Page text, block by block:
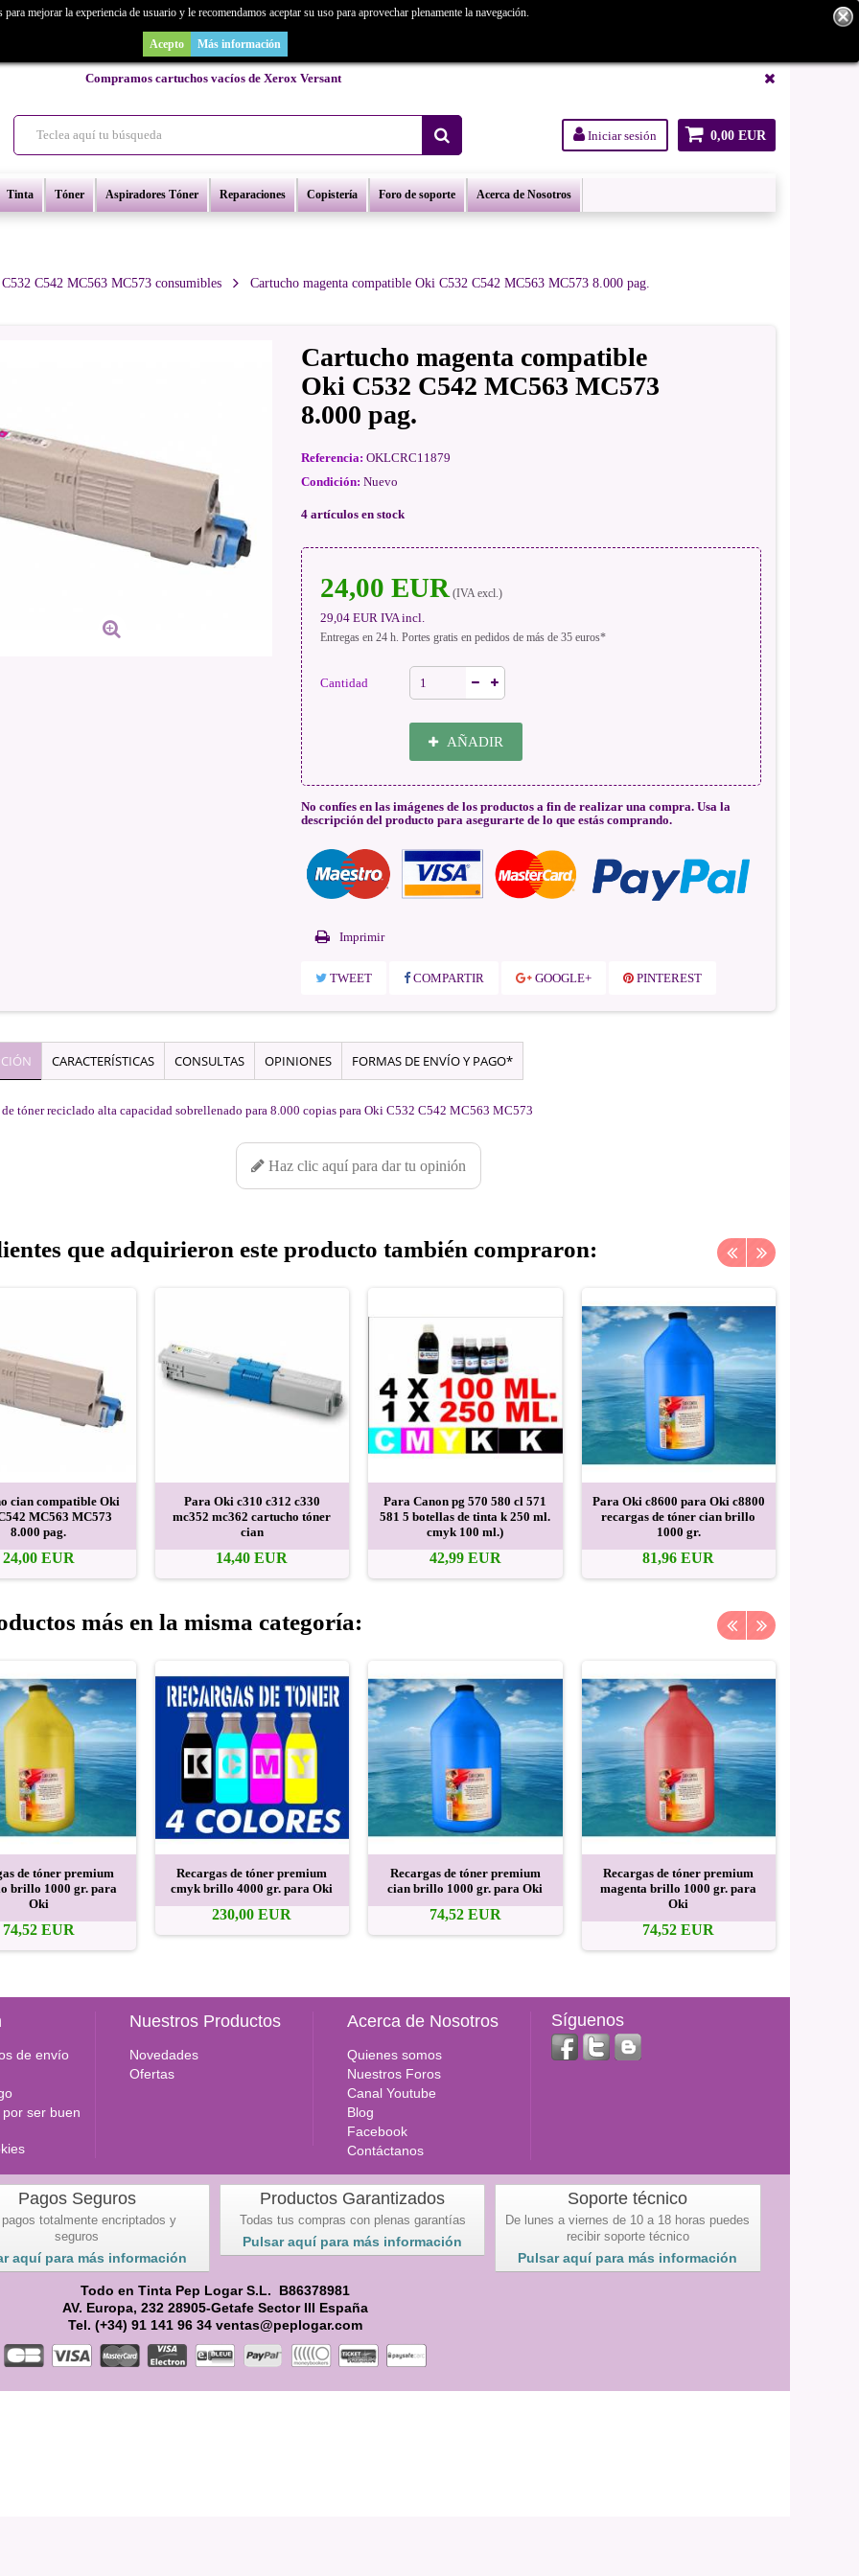
un repuesto de copiadora o buscas una de ocasión y no la encuentras? Consúltanos.
Compramos cartuchos vacíos de Xerox Versant
0,00 EUR
Iniciar sesión
Tinta Tóner Aspiradores Tóner Reparaciones Copistería Foro de soporte Acerca de Nosotros
mejorar la experiencia de usuario y le recomendamos aceptar su uso para aprovechar plenamente la navegación.
Acepto Más información
C542 MC563 MC573 consumibles Cartucho magenta compatible Oki C532 C542 MC563 MC573 8.000 pag.
Cartucho magenta compatible
Oki C532 C542 MC563 MC573
8.000 pag.
Referencia: OKLCRC11879
Condición: Nuevo
4 artículos en stock
24,00 EUR(IVA excl.)
29,04 EUR IVA incl.
Entregas en 24 h. Portes gratis en pedidos de más de 35 euros*
Cantidad
AÑADIR
No confíes en las imágenes de los productos a fin de realizar una compra. Usa la
descripción del producto para asegurarte de lo que estás comprando.
Imprimir
TWEET COMPARTIR GOOGLE+ PINTEREST
CARACTERÍSTICAS CONSULTAS OPINIONES FORMAS DE ENVÍO Y PAGO*
tóner reciclado alta capacidad sobrellenado para 8.000 copias para Oki C532 C542 MC563 MC573
Haz clic aquí para dar tu opinión
que adquirieron este producto también compraron:
cian compatible Oki
MC563 MC573
8.000 pag.
24,00 EUR
Para Oki c310 c312 c330
mc352 mc362 cartucho tóner
cian
14,40 EUR
Para Canon pg 570 580 cl 571
581 5 botellas de tinta k 250 ml.
cmyk 100 ml.)
42,99 EUR
Para Oki c8600 para Oki c8800
recargas de tóner cian brillo
1000 gr.
81,96 EUR
más en la misma categoría:
de tóner premium
brillo 1000 gr. para
Oki
74,52 EUR
Recargas de tóner premium
cmyk brillo 4000 gr. para Oki
230,00 EUR
Recargas de tóner premium
cian brillo 1000 gr. para Oki
74,52 EUR
Recargas de tóner premium
magenta brillo 1000 gr. para
Oki
74,52 EUR
de envío
ser buen
Nuestros Productos
Novedades
Ofertas
Acerca de Nosotros
Quienes somos
Nuestros Foros
Canal Youtube
Blog
Facebook
Contáctanos
Síguenos
Pagos Seguros
totalmente encriptados y
seguros
aquí para más información
Productos Garantizados
Todas tus compras con plenas garantías
Pulsar aquí para más información
Soporte técnico
De lunes a viernes de 10 a 18 horas puedes
recibir soporte técnico
Pulsar aquí para más información
Todo en Tinta Pep Logar S.L. B86378981
AV. Europa, 232 28905-Getafe Sector III España
Tel. (+34) 91 141 96 34 ventas@peplogar.com